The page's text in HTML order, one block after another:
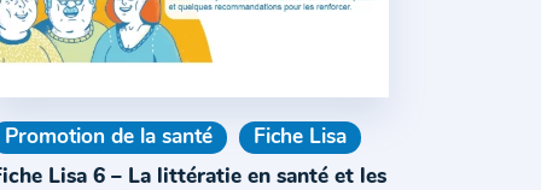
Promotion de la santé
Fiche Lisa
Lisa 6 – La littératie en santé et les